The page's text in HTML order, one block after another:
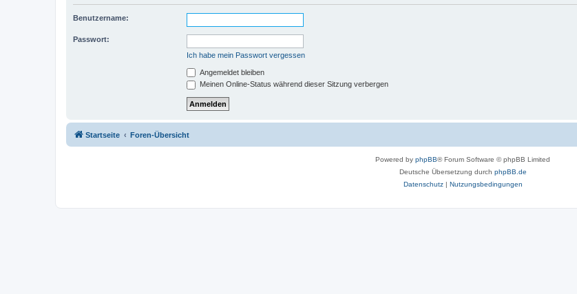
Benutzername:
Passwort:
Ich habe mein Passwort vergessen
Angemeldet bleiben
Meinen Online-Status während dieser Sitzung verbergen
Startseite Foren-Übersicht
Powered by phpBB® Forum Software © phpBB Limited
Deutsche Übersetzung durch phpBB.de
Datenschutz| Nutzungsbedingungen